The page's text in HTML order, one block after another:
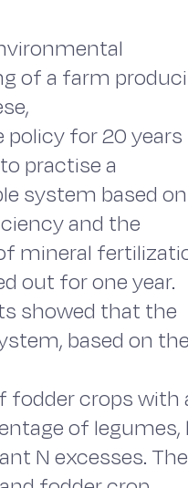
of a farm
policy for 20 years
practise a
system based on
and the
mineral
out for one year.
showed that the
based on the
fodder crops with
of legumes,
N excesses. The